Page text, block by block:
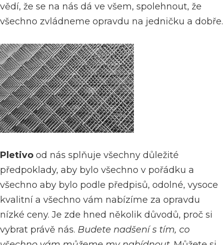
vědí, že se na nás dá ve všem, spolehnout, že
všechno zvládneme opravdu na jedničku a dobře.
Pletivo od nás splňuje všechny důležité
předpoklady, aby bylo všechno v pořádku a
všechno aby bylo podle předpisů, odolné, vysoce
kvalitní a všechno vám nabízíme za opravdu
nízké ceny. Je zde hned několik důvodů, proč si
vybrat právě nás. Budete nadšení s tím, co